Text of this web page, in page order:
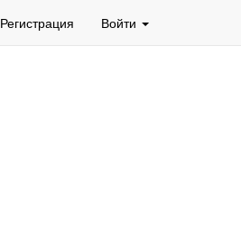
Регистрация Войти